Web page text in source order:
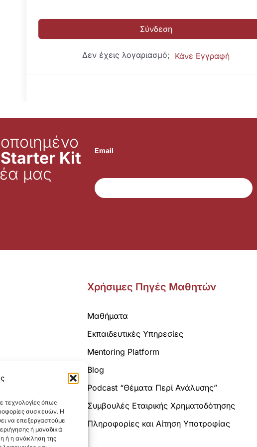
τεχνολογίες όπως
συσκευών. Η
να επεξεργαστούμε
ή μοναδικά
ή η ανάκληση της
Σύνδεση
Δεν έχεις λογαριασμό; Κάνε Εγγραφή
Kit
μας
Email
για Data Analytics.
Χρήσιμες Πηγές Μαθητών
Μαθήματα
Εκπαιδευτικές Υπηρεσίες
Mentoring Platform
Blog
Podcast “Θέματα Περί Ανάλυσης”
Συμβουλές Εταιρικής Χρηματοδότησης
Πληροφορίες και Αίτηση Υποτροφίας